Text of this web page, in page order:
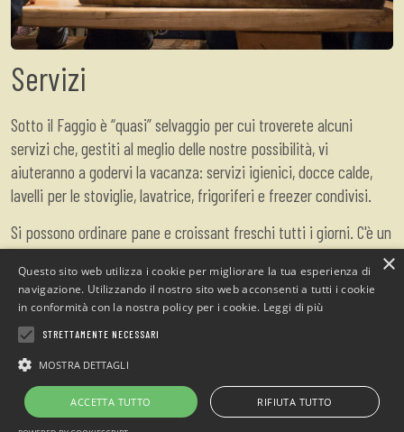
Servizi
Sotto il Faggio è “quasi” selvaggio per cui troverete alcuni
servizi che, gestiti al meglio delle nostre possibilità, vi
aiuteranno a godervi la vacanza: servizi igienici, docce calde,
lavelli per le stoviglie, lavatrice, frigoriferi e freezer condivisi.
Si possono ordinare pane e croissant freschi tutti i giorni. C'è un
piccolo bar ed è possibile cenare con noi tutte le sere.
Possiamo aiutarvi a scoprire le bellezze del Parco Naturale delle
Alpes Maritimes, non esitate a chiederci consigli ed
informazioni.
È ora possibile ricaricare le auto elettriche.
×
Questo sito web utilizza i cookie per migliorare la tua esperienza di
navigazione. Utilizzando il nostro sito web acconsenti a tutti i cookie
in conformità con la nostra policy per i cookie. Leggi di più
STRETTAMENTE NECESSARI
MOSTRA DETTAGLI
ACCETTA TUTTO RIFIUTA TUTTO